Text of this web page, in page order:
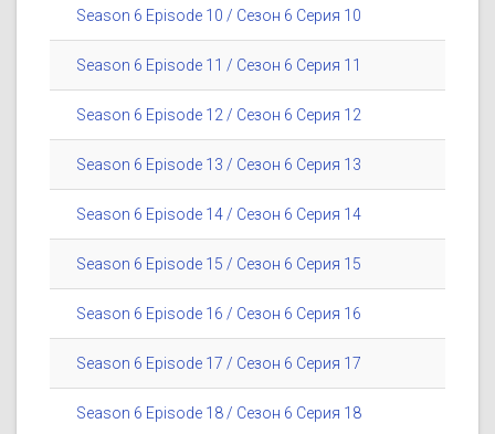
Season 6 Episode 10 / Сезон 6 Серия 10
Season 6 Episode 11 / Сезон 6 Серия 11
Season 6 Episode 12 / Сезон 6 Серия 12
Season 6 Episode 13 / Сезон 6 Серия 13
Season 6 Episode 14 / Сезон 6 Серия 14
Season 6 Episode 15 / Сезон 6 Серия 15
Season 6 Episode 16 / Сезон 6 Серия 16
Season 6 Episode 17 / Сезон 6 Серия 17
Season 6 Episode 18 / Сезон 6 Серия 18